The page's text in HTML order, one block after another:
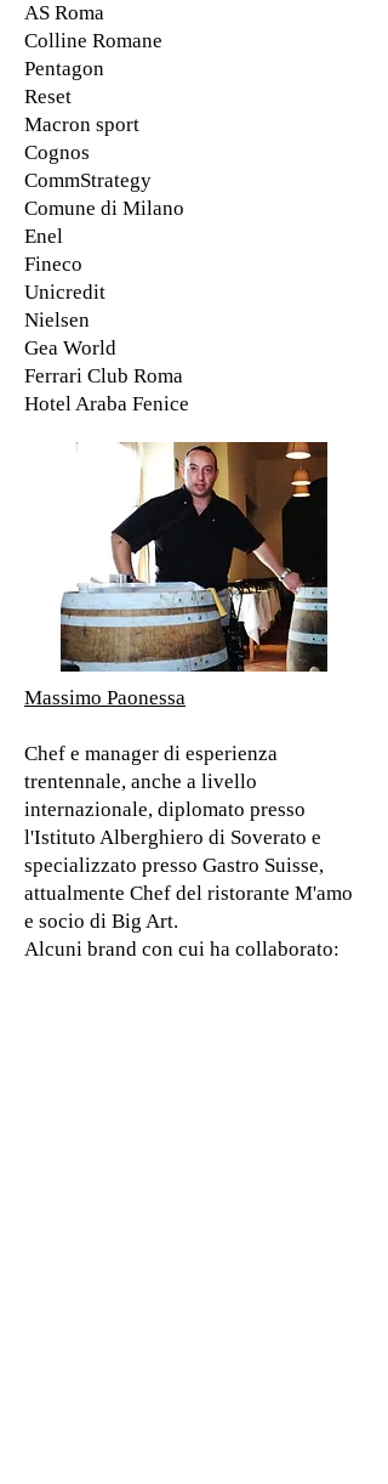
AS Roma
Colline Romane
Pentagon
Reset
Macron sport
Cognos
CommStrategy
Comune di Milano
Enel
Fineco
Unicredit
Nielsen
Gea World
Ferrari Club Roma
Hotel Araba Fenice
Massimo Paonessa
Chef e manager di esperienza
trentennale, anche a livello
internazionale, diplomato presso
l'Istituto Alberghiero di Soverato e
specializzato presso Gastro Suisse,
attualmente Chef del ristorante M'amo
e socio di Big Art.
Alcuni brand con cui ha collaborato: